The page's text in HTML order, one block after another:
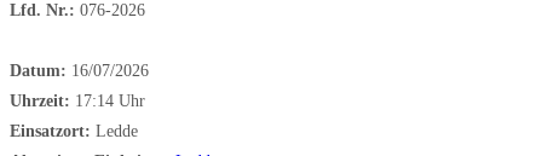
Lfd. Nr.: 076-2026
Datum: 16/07/2026
Uhrzeit: 17:14 Uhr
Einsatzort: Ledde